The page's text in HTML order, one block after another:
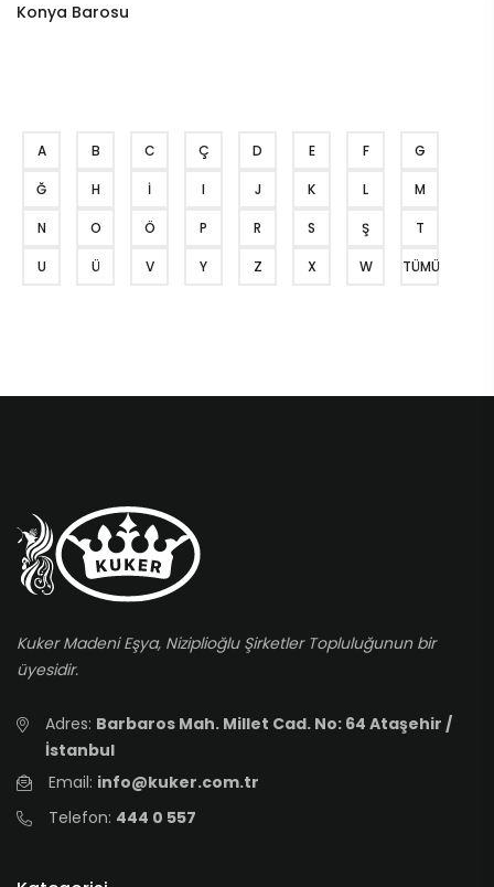
Konya Barosu
A B C Ç D E F G
Ğ H İ I J K L M
N O Ö P R S Ş T
U Ü V Y Z X W TÜMÜ
Kuker Madeni Eşya, Niziplioğlu Şirketler Topluluğunun bir
üyesidir.
Adres: Barbaros Mah. Millet Cad. No: 64 Ataşehir /
İstanbul
Email: info@kuker.com.tr
Telefon: 444 0 557